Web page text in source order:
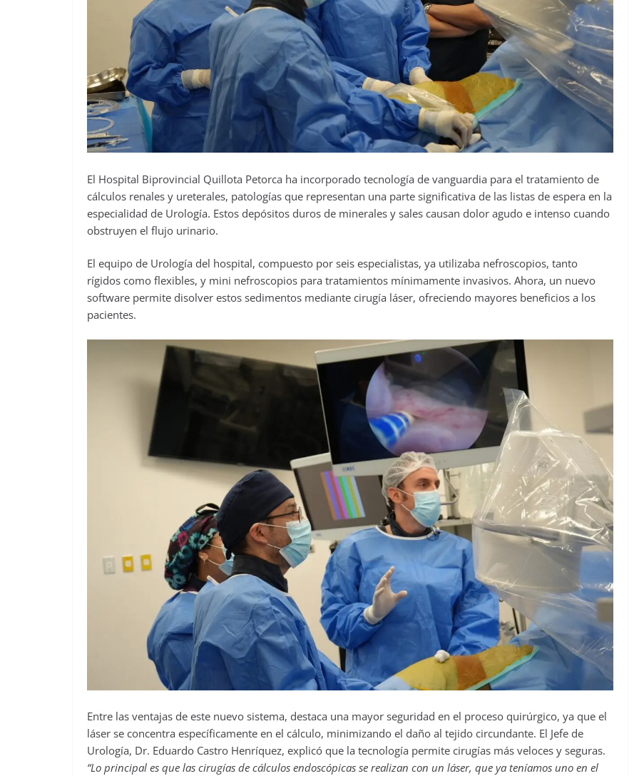
El Hospital Biprovincial Quillota Petorca ha incorporado tecnología de vanguardia para el tratamiento de
cálculos renales y ureterales, patologías que representan una parte significativa de las listas de espera en la
especialidad de Urología. Estos depósitos duros de minerales y sales causan dolor agudo e intenso cuando
obstruyen el flujo urinario.
El equipo de Urología del hospital, compuesto por seis especialistas, ya utilizaba nefroscopios, tanto
rígidos como flexibles, y mini nefroscopios para tratamientos mínimamente invasivos. Ahora, un nuevo
software permite disolver estos sedimentos mediante cirugía láser, ofreciendo mayores beneficios a los
pacientes.
Entre las ventajas de este nuevo sistema, destaca una mayor seguridad en el proceso quirúrgico, ya que el
láser se concentra específicamente en el cálculo, minimizando el daño al tejido circundante. El Jefe de
Urología, Dr. Eduardo Castro Henríquez, explicó que la tecnología permite cirugías más veloces y seguras.
“Lo principal es que las cirugías de cálculos endoscópicas se realizan con un láser, que ya teníamos uno en el